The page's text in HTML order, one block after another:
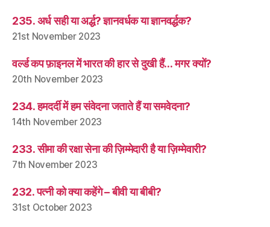
235. अर्ध सही या अर्द्ध? ज्ञानवर्धक या ज्ञानवर्द्धक?
21st November 2023
वर्ल्ड कप फ़ाइनल में भारत की हार से दुखी हैं… मगर क्यों?
20th November 2023
234. हमदर्दी में हम संवेदना जताते हैं या समवेदना?
14th November 2023
233. सीमा की रक्षा सेना की ज़िम्मेदारी है या ज़िम्मेवारी?
7th November 2023
232. पत्नी को क्या कहेंगे – बीवी या बीबी?
31st October 2023